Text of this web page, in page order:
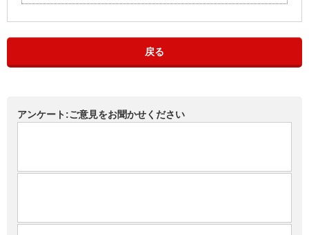
戻る
アンケート:ご意見をお聞かせください